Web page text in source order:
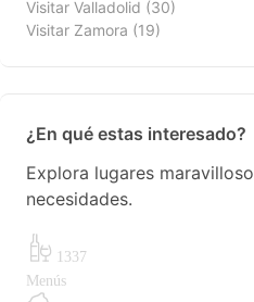
Visitar Valladolid (30)
Visitar Zamora (19)
¿En qué estas interesado?
Explora lugares
necesidades.
1337
Menús